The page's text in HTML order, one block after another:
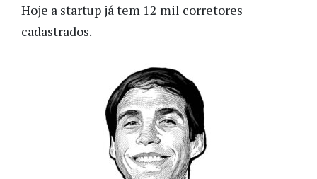
Hoje a startup já tem 12 mil corretores
cadastrados.